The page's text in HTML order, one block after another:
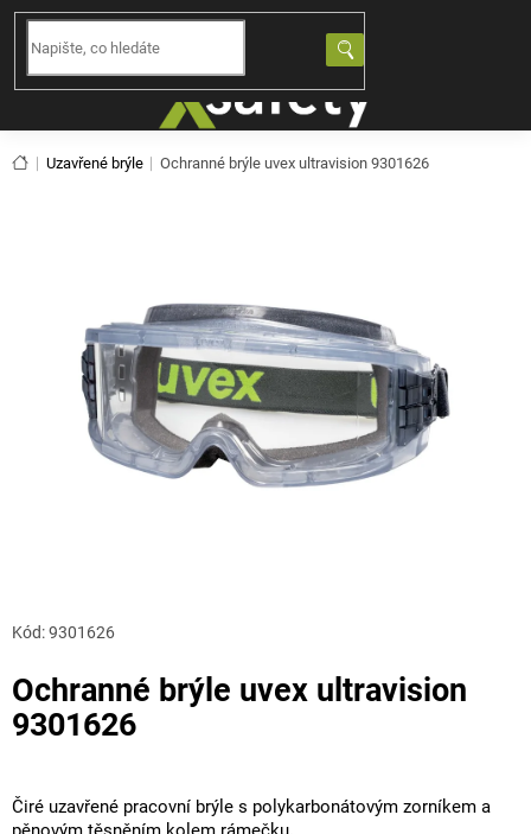
Přejít
obsah
Domů
Uzavřené brýle Ochranné brýle uvex ultravision 9301626
Ochranné brýle uvex ultravision
9301626
Kód:9301626
Čiré uzavřené pracovní brýle s polykarbonátovým zorníkem a